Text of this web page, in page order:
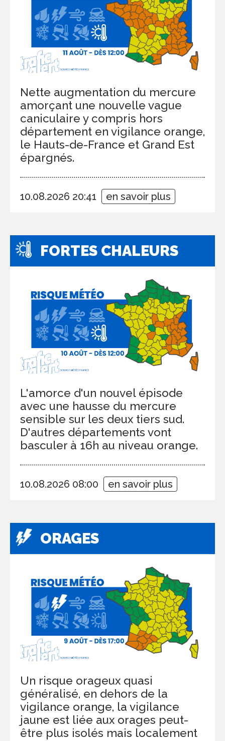
Nette augmentation du mercure
amorçant une nouvelle vague
caniculaire y compris hors
département en vigilance orange,
le Hauts-de-France et Grand Est
épargnés.
10.08.2026 20:41 en savoir plus
FORTES CHALEURS
L'amorce d'un nouvel épisode
avec une hausse du mercure
sensible sur les deux tiers sud.
D'autres départements vont
basculer à 16h au niveau orange.
10.08.2026 08:00 en savoir plus
ORAGES
Un risque orageux quasi
généralisé, en dehors de la
vigilance orange, la vigilance
jaune est liée aux orages peut-
être plus isolés mais localement